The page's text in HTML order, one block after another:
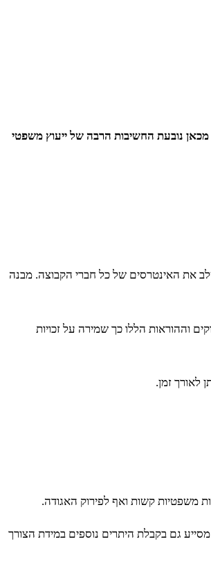
נובעת החשיבות הרבה של ייעוץ משפטי
את האינטרסים של כל חברי הקבוצה. מבנה
וההוראות הללו כך שמירה על זכויות
לאורך זמן.
משפטיות קשות ואף לפירוק האגודה.
גם בקבלת היתרים נוספים במידת הצורך